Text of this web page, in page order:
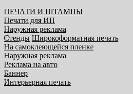
ПЕЧАТИ И ШТАМПЫ
Печати для ИП
Наружная реклама
Стенды Широкоформатная печать
На самоклеющейся пленке
Наружная реклама
Реклама на авто
Баннер
Интерьерная печать